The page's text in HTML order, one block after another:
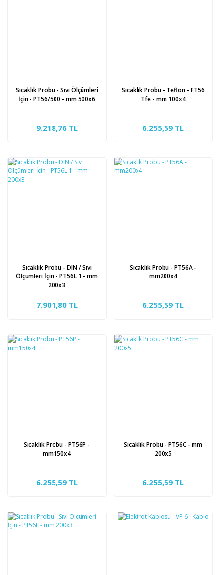
Sıcaklık Probu - Sıvı Ölçümleri
İçin - PT56/500 - mm 500x6
9.218,76 TL
Sıcaklık Probu - Teflon - PT56
Tfe - mm 100x4
6.255,59 TL
Sıcaklık Probu - DIN / Sıvı
Ölçümleri İçin - PT56L 1 - mm
200x3
7.901,80 TL
Sıcaklık Probu - PT56A -
mm200x4
6.255,59 TL
Sıcaklık Probu - PT56P -
mm150x4
6.255,59 TL
Sıcaklık Probu - PT56C - mm
200x5
6.255,59 TL